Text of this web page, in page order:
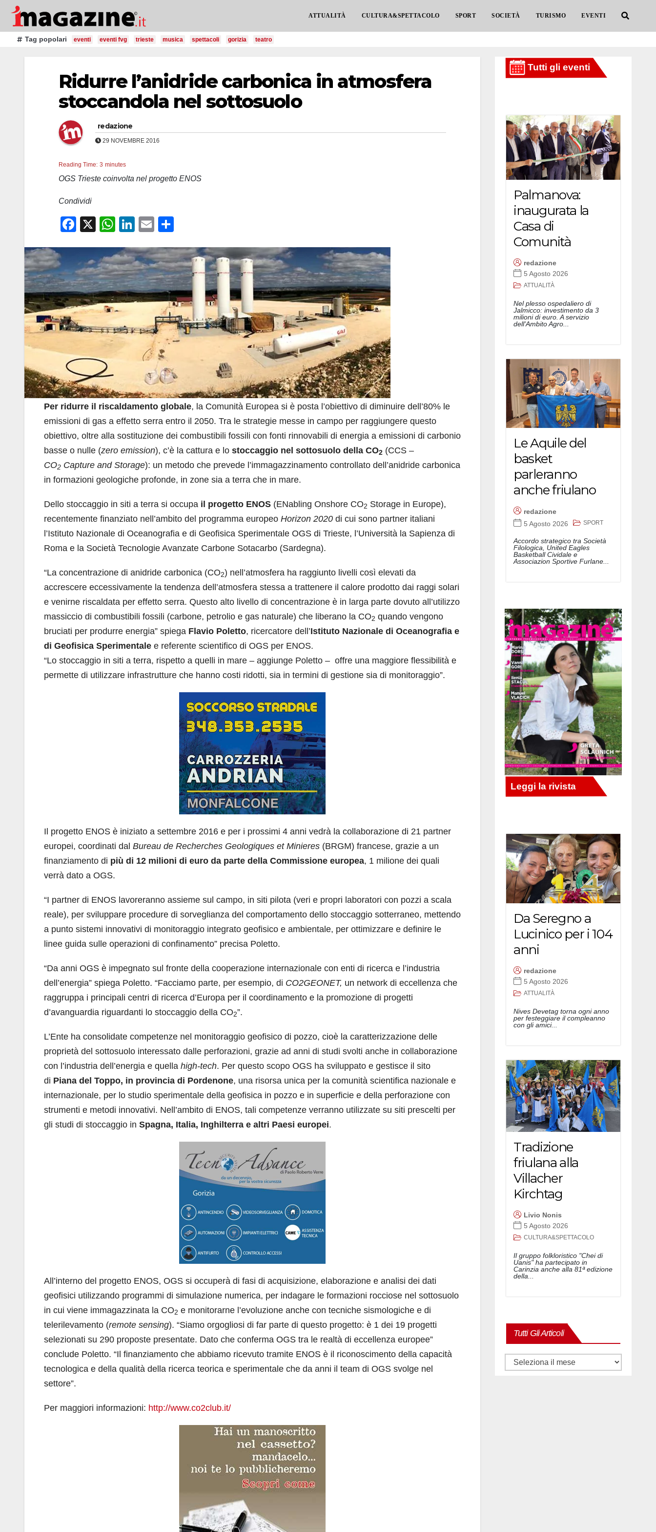
Salta
contenuto
ATTUALITÀ CULTURA&SPETTACOLO SPORT SOCIETÀ TURISMO EVENTI
Tag popolari eventi eventi fvg trieste musica spettacoli gorizia teatro
Ridurre l’anidride carbonica in atmosfera
stoccandola nel sottosuolo
redazione
29 NOVEMBRE 2016
Reading Time: 3 minutes
OGS Trieste coinvolta nel progetto ENOS
Condividi
F
e
b
o
o
k
X
W
at
s
A
p
p
Li
k
e
dI
n
E
ail n
di
vi
di
Per ridurre il riscaldamento globale, la Comunità Europea si è posta l’obiettivo di diminuire dell’80% le
emissioni di gas a effetto serra entro il 2050. Tra le strategie messe in campo per raggiungere questo
obiettivo, oltre alla sostituzione dei combustibili fossili con fonti rinnovabili di energia a emissioni di carbonio
basse o nulle (zero emission), c’è la cattura e lo stoccaggio nel sottosuolo della CO2 (CCS –
CO2 Capture and Storage): un metodo che prevede l’immagazzinamento controllato dell’anidride carbonica
in formazioni geologiche profonde, in zone sia a terra che in mare.
Dello stoccaggio in siti a terra si occupa il progetto ENOS (ENabling Onshore CO2 Storage in Europe),
recentemente finanziato nell’ambito del programma europeo Horizon 2020 di cui sono partner italiani
l’Istituto Nazionale di Oceanografia e di Geofisica Sperimentale OGS di Trieste, l’Università la Sapienza di
Roma e la Società Tecnologie Avanzate Carbone Sotacarbo (Sardegna).
“La concentrazione di anidride carbonica (CO2) nell’atmosfera ha raggiunto livelli così elevati da
accrescere eccessivamente la tendenza dell’atmosfera stessa a trattenere il calore prodotto dai raggi solari
e venirne riscaldata per effetto serra. Questo alto livello di concentrazione è in larga parte dovuto all’utilizzo
massiccio di combustibili fossili (carbone, petrolio e gas naturale) che liberano la CO2 quando vengono
bruciati per produrre energia” spiega Flavio Poletto, ricercatore dell’Istituto Nazionale di Oceanografia e
di Geofisica Sperimentale e referente scientifico di OGS per ENOS.
“Lo stoccaggio in siti a terra, rispetto a quelli in mare – aggiunge Poletto – offre una maggiore flessibilità e
permette di utilizzare infrastrutture che hanno costi ridotti, sia in termini di gestione sia di monitoraggio”.
Il progetto ENOS è iniziato a settembre 2016 e per i prossimi 4 anni vedrà la collaborazione di 21 partner
europei, coordinati dal Bureau de Recherches Geologiques et Minieres (BRGM) francese, grazie a un
finanziamento di più di 12 milioni di euro da parte della Commissione europea, 1 milione dei quali
verrà dato a OGS.
“I partner di ENOS lavoreranno assieme sul campo, in siti pilota (veri e propri laboratori con pozzi a scala
reale), per sviluppare procedure di sorveglianza del comportamento dello stoccaggio sotterraneo, mettendo
a punto sistemi innovativi di monitoraggio integrato geofisico e ambientale, per ottimizzare e definire le
linee guida sulle operazioni di confinamento” precisa Poletto.
“Da anni OGS è impegnato sul fronte della cooperazione internazionale con enti di ricerca e l’industria
dell’energia” spiega Poletto. “Facciamo parte, per esempio, di CO2GEONET, un network di eccellenza che
raggruppa i principali centri di ricerca d’Europa per il coordinamento e la promozione di progetti
d’avanguardia riguardanti lo stoccaggio della CO2”.
L’Ente ha consolidate competenze nel monitoraggio geofisico di pozzo, cioè la caratterizzazione delle
proprietà del sottosuolo interessato dalle perforazioni, grazie ad anni di studi svolti anche in collaborazione
con l’industria dell’energia e quella high-tech. Per questo scopo OGS ha sviluppato e gestisce il sito
di Piana del Toppo, in provincia di Pordenone, una risorsa unica per la comunità scientifica nazionale e
internazionale, per lo studio sperimentale della geofisica in pozzo e in superficie e della perforazione con
strumenti e metodi innovativi. Nell’ambito di ENOS, tali competenze verranno utilizzate su siti prescelti per
gli studi di stoccaggio in Spagna, Italia, Inghilterra e altri Paesi europei.
All’interno del progetto ENOS, OGS si occuperà di fasi di acquisizione, elaborazione e analisi dei dati
geofisici utilizzando programmi di simulazione numerica, per indagare le formazioni rocciose nel sottosuolo
in cui viene immagazzinata la CO2 e monitorarne l’evoluzione anche con tecniche sismologiche e di
telerilevamento (remote sensing). “Siamo orgogliosi di far parte di questo progetto: è 1 dei 19 progetti
selezionati su 290 proposte presentate. Dato che conferma OGS tra le realtà di eccellenza europee”
conclude Poletto. “Il finanziamento che abbiamo ricevuto tramite ENOS è il riconoscimento della capacità
tecnologica e della qualità della ricerca teorica e sperimentale che da anni il team di OGS svolge nel
settore”.
Per maggiori informazioni: http://www.co2club.it/
Palmanova:
inaugurata la
Casa di
Comunità
redazione
5 Agosto 2026
ATTUALITÀ
Nel plesso ospedaliero di
Jalmicco: investimento da 3
milioni di euro. A servizio
dell'Ambito Agro...
Le Aquile del
basket
parleranno
anche friulano
redazione
5 Agosto 2026
SPORT
Accordo strategico tra Società
Filologica, United Eagles
Basketball Cividale e
Associazion Sportive Furlane...
Da Seregno a
Lucinico per i 104
anni
redazione
5 Agosto 2026
ATTUALITÀ
Nives Devetag torna ogni anno
per festeggiare il compleanno
con gli amici...
Tradizione
friulana alla
Villacher
Kirchtag
Livio Nonis
5 Agosto 2026
CULTURA&SPETTACOLO
Il gruppo folkloristico "Chei di
Uanis" ha partecipato in
Carinzia anche alla 81ª edizione
della...
Tutti Gli Articoli
Tutti